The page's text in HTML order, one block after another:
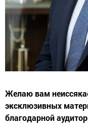
Желаю вам
эксклюзивных
благодарной